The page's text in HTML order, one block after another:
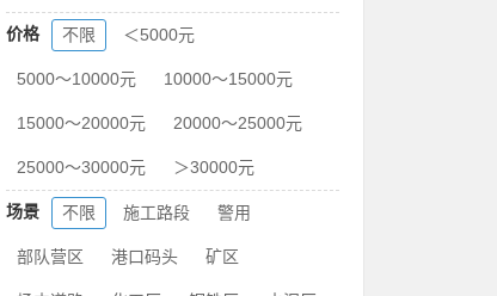
价格 不限 ＜5000元
5000～10000元 10000～15000元
15000～20000元 20000～25000元
25000～30000元 ＞30000元
场景 不限 施工路段 警用
部队营区 港口码头 矿区